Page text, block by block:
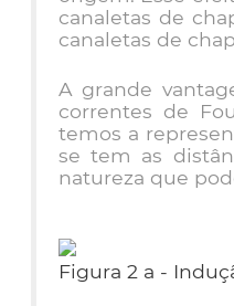
canaletas de
canaletas de
A grande
correntes de
temos a
se tem as
natureza que
Figura 2 a -